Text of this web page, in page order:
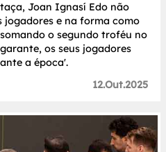
Joan Ignasí Edo não
jogadores e na forma como
o segundo troféu no
os seus jogadores
a época'.
12.Out.2025